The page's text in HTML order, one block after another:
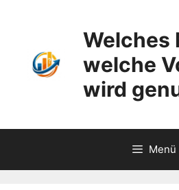
Welches
welche
wird
Menü